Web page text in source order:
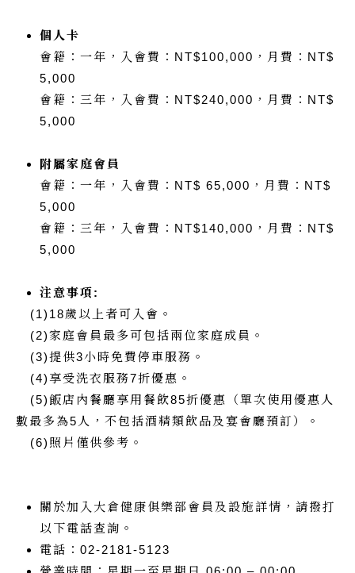
個人卡
會籍：一年，入會費：NT$100,000，月費：NT$
5,000
會籍：三年，入會費：NT$240,000，月費：NT$
5,000
附屬家庭會員
會籍：一年，入會費：NT$ 65,000，月費：NT$
5,000
會籍：三年，入會費：NT$140,000，月費：NT$
5,000
注意事項:
(1)18歲以上者可入會。
(2)家庭會員最多可包括兩位家庭成員。
(3)提供3小時免費停車服務。
(4)享受洗衣服務7折優惠。
(5)飯店內餐廳享用餐飲85折優惠（單次使用優惠人
數最多為5人，不包括酒精類飲品及宴會廳預訂）。
(6)照片僅供參考。
關於加入大倉健康俱樂部會員及設施詳情，請撥打
以下電話查詢。
電話：02-2181-5123